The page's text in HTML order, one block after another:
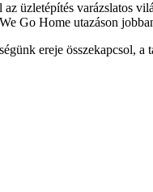
üzletépítés varázslatos
Go Home utazáson
ereje összekapcsol,